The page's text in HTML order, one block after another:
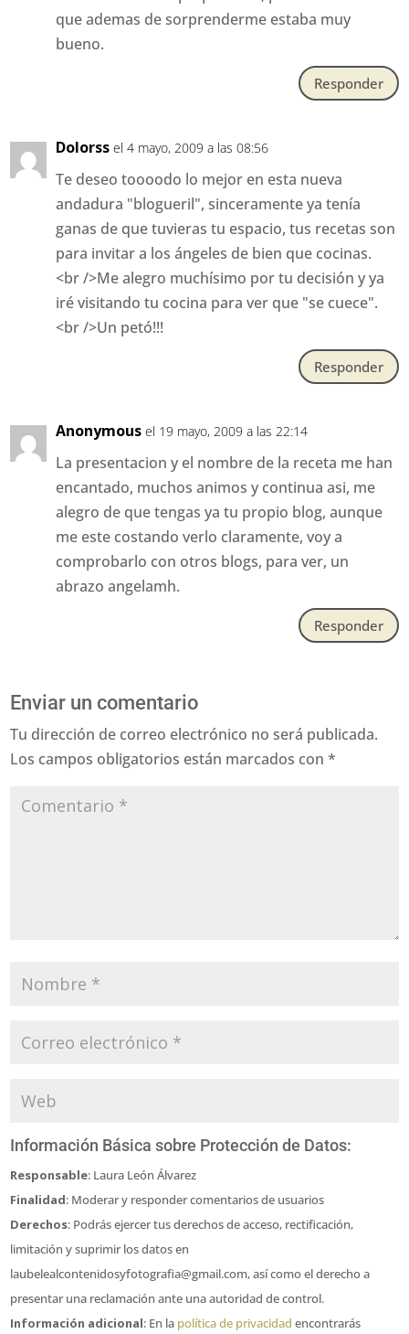
que ademas de sorprenderme estaba muy
bueno.
Responder
Dolorss el 4 mayo, 2009 a las 08:56
Te deseo toooodo lo mejor en esta nueva
andadura "blogueril", sinceramente ya tenía
ganas de que tuvieras tu espacio, tus recetas son
para invitar a los ángeles de bien que cocinas.
<br />Me alegro muchísimo por tu decisión y ya
iré visitando tu cocina para ver que "se cuece".
<br />Un petó!!!
Responder
Anonymous el 19 mayo, 2009 a las 22:14
La presentacion y el nombre de la receta me han
encantado, muchos animos y continua asi, me
alegro de que tengas ya tu propio blog, aunque
me este costando verlo claramente, voy a
comprobarlo con otros blogs, para ver, un
abrazo angelamh.
Responder
Enviar un comentario
Tu dirección de correo electrónico no será publicada.
Los campos obligatorios están marcados con*
Información Básica sobre Protección de Datos:
Responsable: Laura León Álvarez
Finalidad: Moderar y responder comentarios de usuarios
Derechos: Podrás ejercer tus derechos de acceso, rectificación,
limitación y suprimir los datos en
laubelealcontenidosyfotografia@gmail.com, así como el derecho a
presentar una reclamación ante una autoridad de control.
Información adicional: En la política de privacidad encontrarás